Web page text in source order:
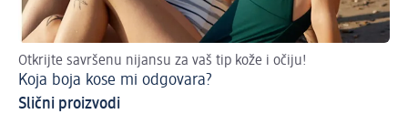
Otkrijte savršenu nijansu za vaš tip kože i očiju!
Koja boja kose mi odgovara?
Slični proizvodi